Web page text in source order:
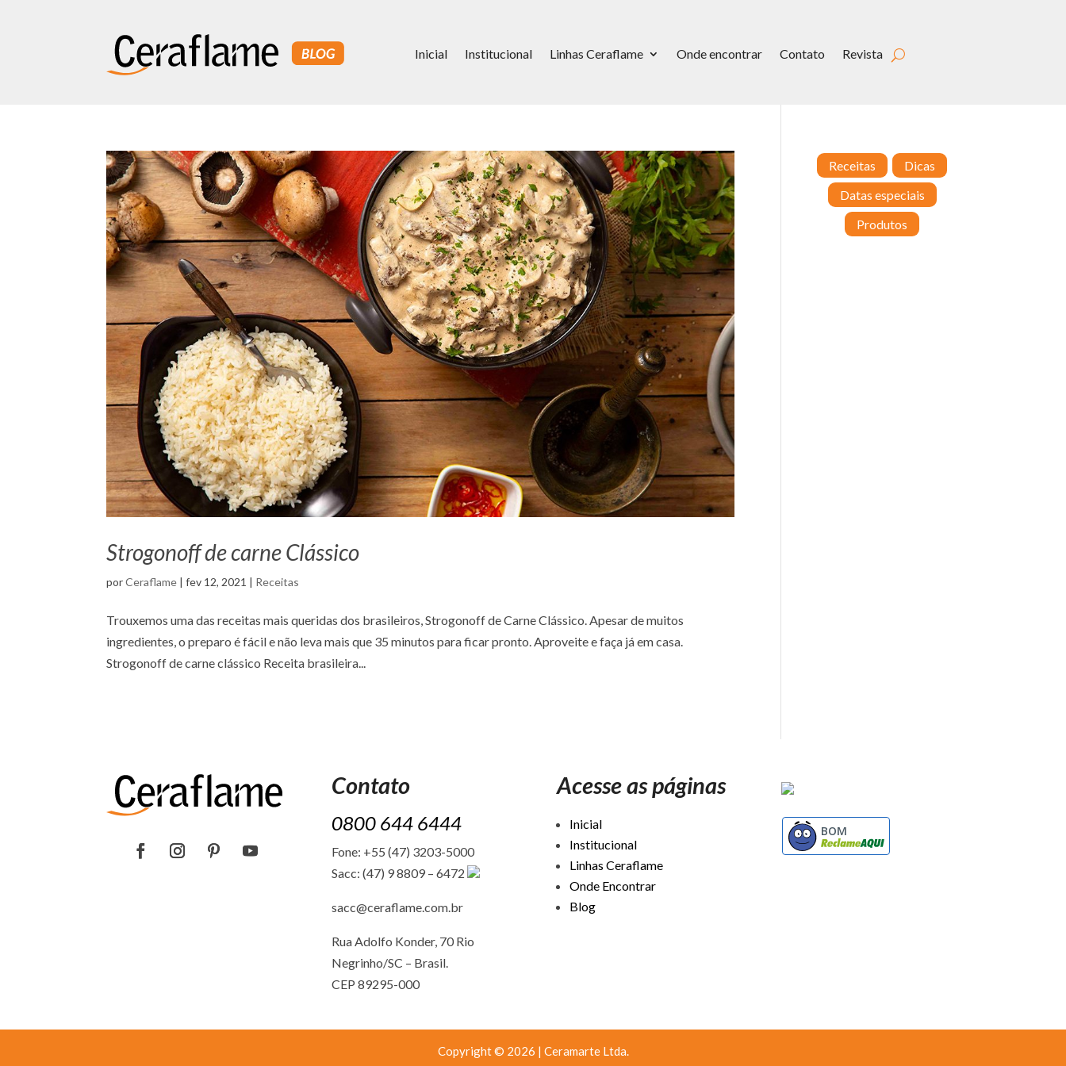
Inicial Institucional Linhas Ceraflame Onde encontrar Contato Revista
Strogonoff de carne Clássico
porCeraflame |fev 12, 2021 | Receitas
Trouxemos uma das receitas mais queridas dos brasileiros, Strogonoff de Carne Clássico. Apesar de muitos
ingredientes, o preparo é fácil e não leva mais que 35 minutos para ficar pronto. Aproveite e faça já em casa.
Strogonoff de carne clássico Receita brasileira...
Receitas
Dicas
Datas especiais
Produtos
Contato
0800 644 6444
Fone: +55 (47) 3203-5000
Sacc: (47) 9 8809 – 6472
sacc@ceraflame.com.br
Rua Adolfo Konder, 70 Rio
Negrinho/SC – Brasil.
CEP 89295-000
Acesse as páginas
Inicial
Institucional
Linhas Ceraflame
Onde Encontrar
Blog
BOM
Copyright © 2026 | Ceramarte Ltda.